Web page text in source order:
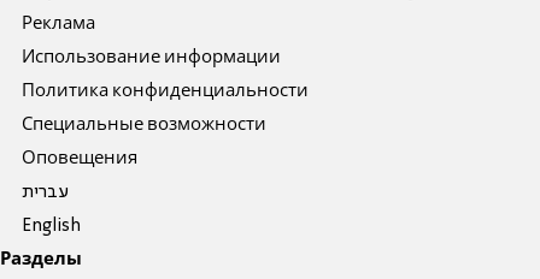
Реклама
Использование информации
Политика конфиденциальности
Специальные возможности
Оповещения
עברית
English
Разделы